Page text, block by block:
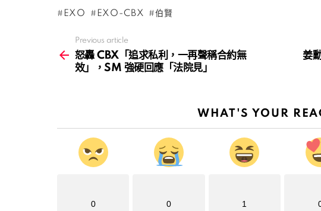
EXO EXO-CBX 伯賢
more
Previous article
怒轟 CBX「追求私利，一再聲稱合約無
效」，SM 強硬回應「法院見」
姜
WHAT'S YOUR
0 0 1